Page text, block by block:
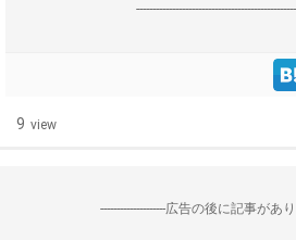
9 view
--------------------広告の後に記事があり